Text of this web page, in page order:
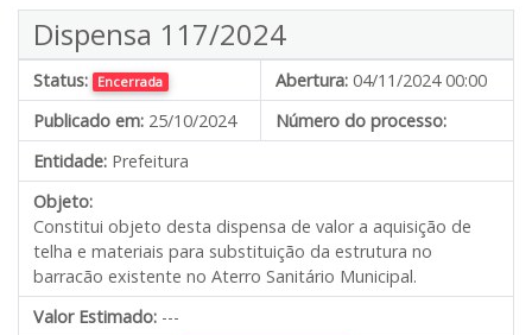
Dispensa 117/2024
Status: Encerrada Abertura: 04/11/2024 00:00
Publicado em: 25/10/2024
Número do processo:
Entidade: Prefeitura
Objeto:
Constitui objeto desta dispensa de valor a aquisição de
telha e materiais para substituição da estrutura no
barracão existente no Aterro Sanitário Municipal.
Valor Estimado: ---